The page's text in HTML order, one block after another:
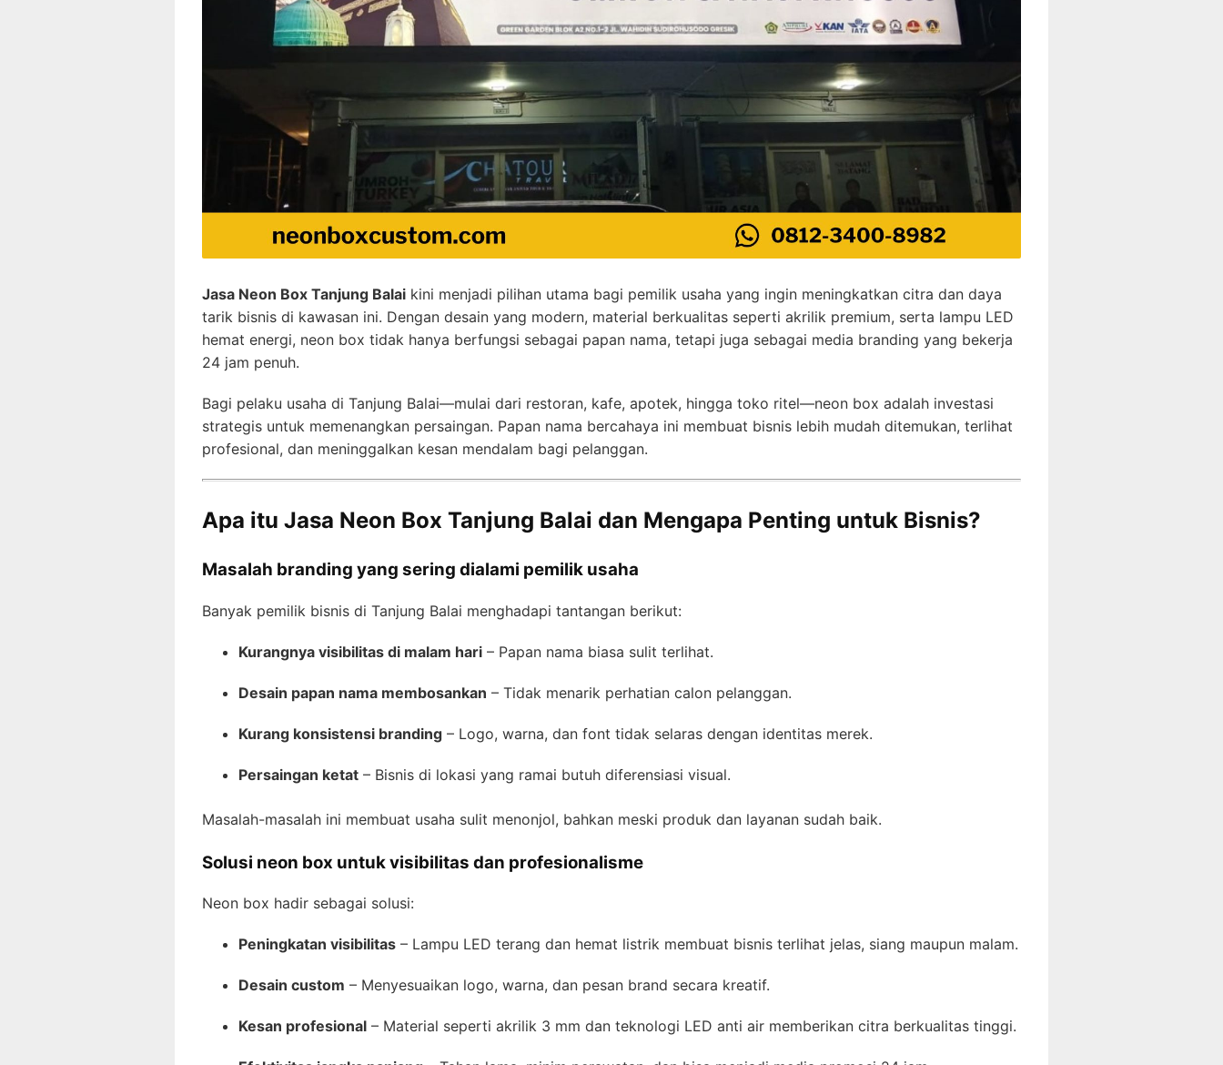
Jasa Neon Box Tanjung Balai kini menjadi pilihan utama bagi pemilik usaha yang ingin meningkatkan citra dan daya
tarik bisnis di kawasan ini. Dengan desain yang modern, material berkualitas seperti akrilik premium, serta lampu LED
hemat energi, neon box tidak hanya berfungsi sebagai papan nama, tetapi juga sebagai media branding yang bekerja
24 jam penuh.
Bagi pelaku usaha di Tanjung Balai—mulai dari restoran, kafe, apotek, hingga toko ritel—neon box adalah investasi
strategis untuk memenangkan persaingan. Papan nama bercahaya ini membuat bisnis lebih mudah ditemukan, terlihat
profesional, dan meninggalkan kesan mendalam bagi pelanggan.
Apa itu Jasa Neon Box Tanjung Balai dan Mengapa Penting untuk Bisnis?
Masalah branding yang sering dialami pemilik usaha
Banyak pemilik bisnis di Tanjung Balai menghadapi tantangan berikut:
Kurangnya visibilitas di malam hari – Papan nama biasa sulit terlihat.
Desain papan nama membosankan – Tidak menarik perhatian calon pelanggan.
Kurang konsistensi branding – Logo, warna, dan font tidak selaras dengan identitas merek.
Persaingan ketat – Bisnis di lokasi yang ramai butuh diferensiasi visual.
Masalah-masalah ini membuat usaha sulit menonjol, bahkan meski produk dan layanan sudah baik.
Solusi neon box untuk visibilitas dan profesionalisme
Neon box hadir sebagai solusi:
Peningkatan visibilitas – Lampu LED terang dan hemat listrik membuat bisnis terlihat jelas, siang maupun malam.
Desain custom – Menyesuaikan logo, warna, dan pesan brand secara kreatif.
Kesan profesional – Material seperti akrilik 3 mm dan teknologi LED anti air memberikan citra berkualitas tinggi.